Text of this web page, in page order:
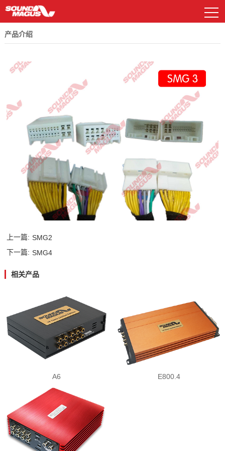
产品介绍
上一篇: SMG2
下一篇: SMG4
相关产品
A6 E800.4
DSP及功放
汽车功放
车载扬声器
其他配件
历史产品
酷车酷图
技术支持
EP系列
MP系列 AP处理器系列
新E系列
CS系列 R系列
M/K系列 K系列
喇叭系列 低音炮系列
电源管理器
车载播放器 遥控面板
高转低系列 线控器系列
专车专用线
汽车功放 DSP及功放
车载扬声器 其他配件
样车展示
常见问题解答
公司简介 历程与荣誉
联系我们